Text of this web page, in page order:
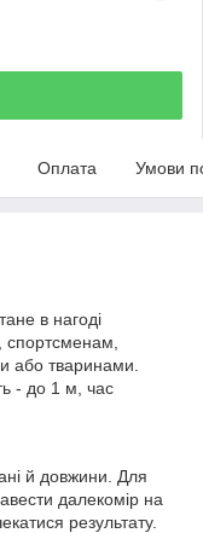
Оплата Умови
в нагоді
спортсменам,
або тваринами.
- до 1 м, час
Для
далекомір на
результату.